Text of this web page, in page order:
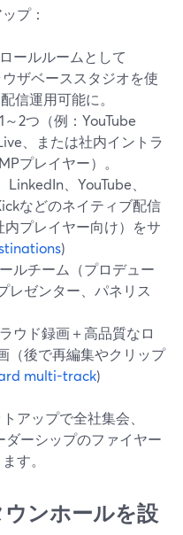
プ：
ールルームとして
ザベーススタジオを使
信運用可能に。
2つ（例：YouTube
、または社内イントラ
プレイヤー）。
、YouTube、
などのネイティブ配信
プレイヤー向け）をサ
)
ルチーム（プロデュー
レゼンター、パネリス
ウド録画＋高品質なロ
（後で再編集やクリップ
multi-track)
アップで全社集会、
ーシップのファイヤー
す。
ンホールを設